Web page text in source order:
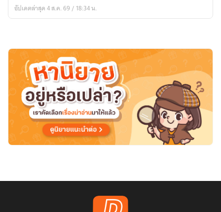
ฉัน
คุ
โระ
ยัง
หรอ!?
อัปเดตล่าสุด 4 ส.ค. 69 / 18:34 น.